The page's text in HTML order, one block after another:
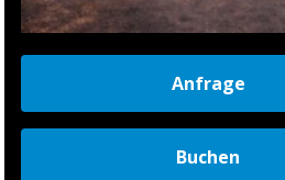
Anfrage
Buchen